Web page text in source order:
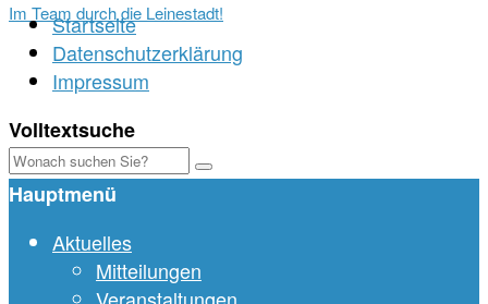
Im Team durch die Leinestadt!
Startseite
Datenschutzerklärung
Impressum
Volltextsuche
Hauptmenü
Aktuelles
Mitteilungen